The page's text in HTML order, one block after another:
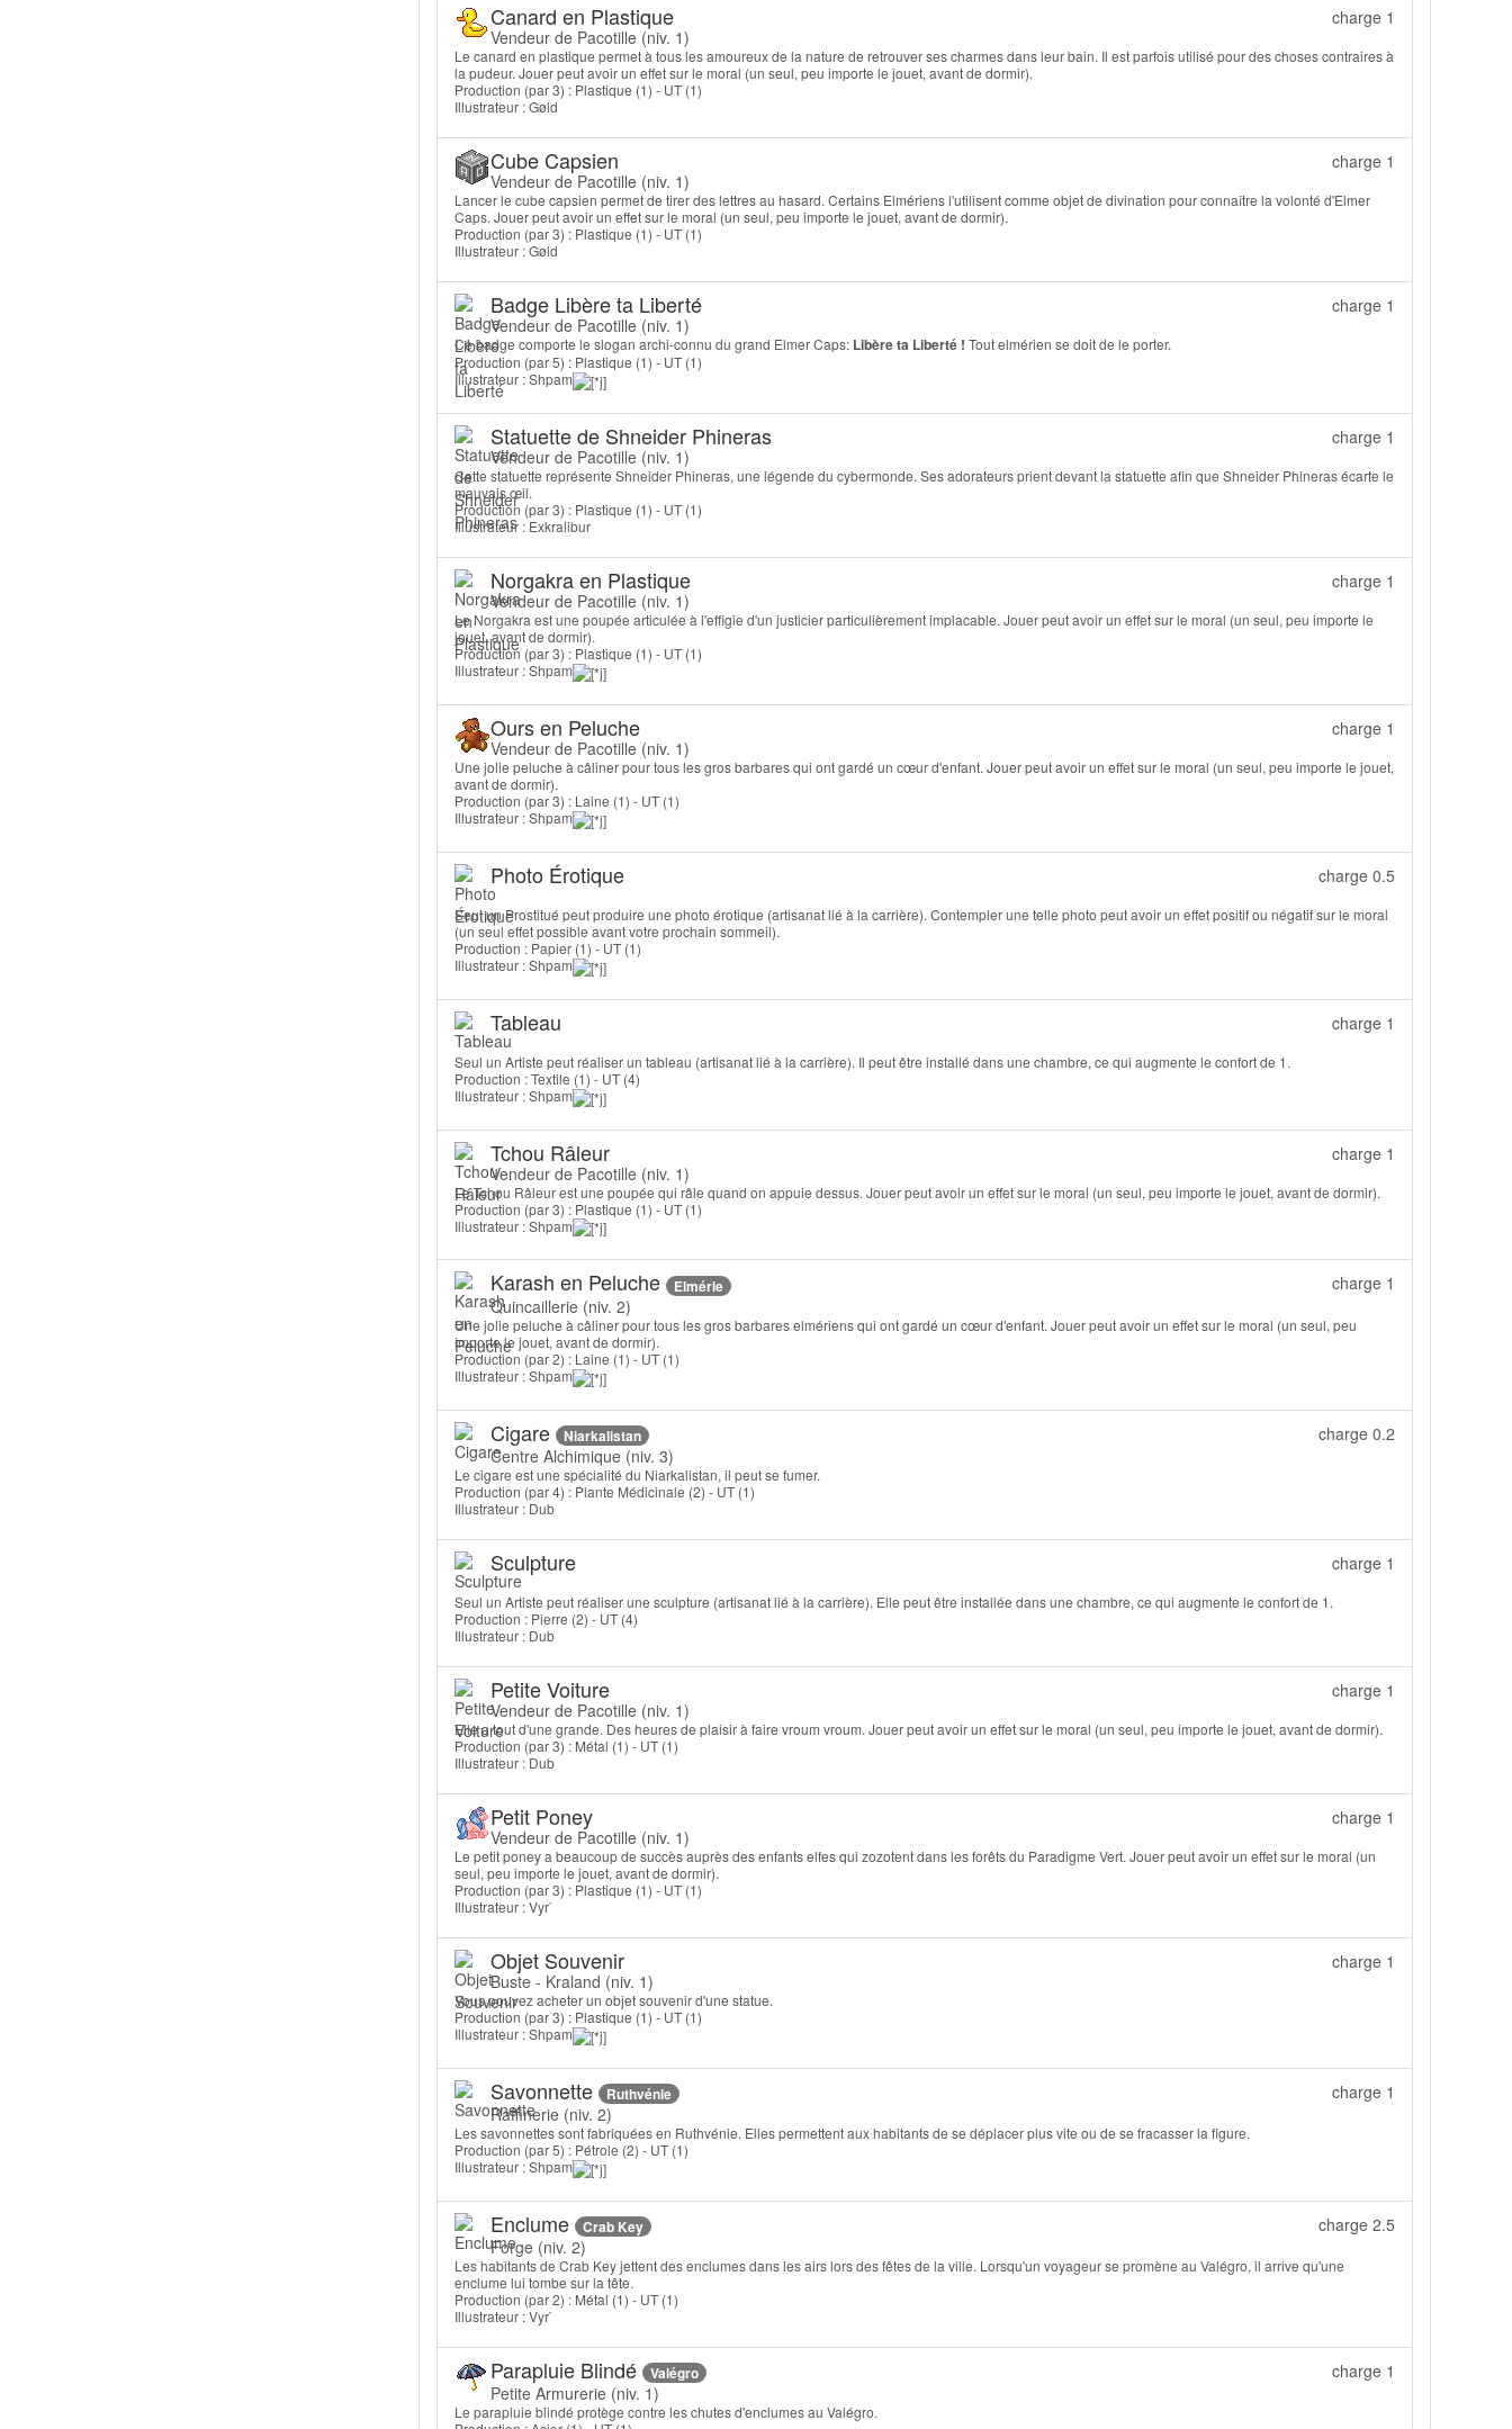
charge 1
Canard en Plastique
Vendeur de Pacotille (niv. 1)
Le canard en plastique permet à tous les amoureux de la nature de retrouver ses charmes dans leur bain. Il est parfois utilisé pour des choses contraires à
la pudeur. Jouer peut avoir un effet sur le moral (un seul, peu importe le jouet, avant de dormir).
Production (par 3) : Plastique (1) - UT (1)
Illustrateur : Gøld
charge 1
Cube Capsien
Vendeur de Pacotille (niv. 1)
Lancer le cube capsien permet de tirer des lettres au hasard. Certains Elmériens l'utilisent comme objet de divination pour connaître la volonté d'Elmer
Caps. Jouer peut avoir un effet sur le moral (un seul, peu importe le jouet, avant de dormir).
Production (par 3) : Plastique (1) - UT (1)
Illustrateur : Gøld
charge 1
Badge Libère ta Liberté
Vendeur de Pacotille (niv. 1)
Ce badge comporte le slogan archi-connu du grand Elmer Caps: Libère ta Liberté ! Tout elmérien se doit de le porter.
Production (par 5) : Plastique (1) - UT (1)
Illustrateur : Shpam
charge 1
Statuette de Shneider Phineras
Vendeur de Pacotille (niv. 1)
Cette statuette représente Shneider Phineras, une légende du cybermonde. Ses adorateurs prient devant la statuette afin que Shneider Phineras écarte le
mauvais œil.
Production (par 3) : Plastique (1) - UT (1)
Illustrateur : Exkralibur
charge 1
Norgakra en Plastique
Vendeur de Pacotille (niv. 1)
Le Norgakra est une poupée articulée à l'effigie d'un justicier particulièrement implacable. Jouer peut avoir un effet sur le moral (un seul, peu importe le
jouet, avant de dormir).
Production (par 3) : Plastique (1) - UT (1)
Illustrateur : Shpam
charge 1
Ours en Peluche
Vendeur de Pacotille (niv. 1)
Une jolie peluche à câliner pour tous les gros barbares qui ont gardé un cœur d'enfant. Jouer peut avoir un effet sur le moral (un seul, peu importe le jouet,
avant de dormir).
Production (par 3) : Laine (1) - UT (1)
Illustrateur : Shpam
charge 0.5
Photo Érotique
Seul un Prostitué peut produire une photo érotique (artisanat lié à la carrière). Contempler une telle photo peut avoir un effet positif ou négatif sur le moral
(un seul effet possible avant votre prochain sommeil).
Production : Papier (1) - UT (1)
Illustrateur : Shpam
charge 1
Tableau
Seul un Artiste peut réaliser un tableau (artisanat lié à la carrière). Il peut être installé dans une chambre, ce qui augmente le confort de 1.
Production : Textile (1) - UT (4)
Illustrateur : Shpam
charge 1
Tchou Râleur
Vendeur de Pacotille (niv. 1)
Le Tchou Râleur est une poupée qui râle quand on appuie dessus. Jouer peut avoir un effet sur le moral (un seul, peu importe le jouet, avant de dormir).
Production (par 3) : Plastique (1) - UT (1)
Illustrateur : Shpam
charge 1
Karash en Peluche Elmérie
Quincaillerie (niv. 2)
Une jolie peluche à câliner pour tous les gros barbares elmériens qui ont gardé un cœur d'enfant. Jouer peut avoir un effet sur le moral (un seul, peu
importe le jouet, avant de dormir).
Production (par 2) : Laine (1) - UT (1)
Illustrateur : Shpam
charge 0.2
Cigare Niarkalistan
Centre Alchimique (niv. 3)
Le cigare est une spécialité du Niarkalistan, il peut se fumer.
Production (par 4) : Plante Médicinale (2) - UT (1)
Illustrateur : Dub
charge 1
Sculpture
Seul un Artiste peut réaliser une sculpture (artisanat lié à la carrière). Elle peut être installée dans une chambre, ce qui augmente le confort de 1.
Production : Pierre (2) - UT (4)
Illustrateur : Dub
charge 1
Petite Voiture
Vendeur de Pacotille (niv. 1)
Elle a tout d'une grande. Des heures de plaisir à faire vroum vroum. Jouer peut avoir un effet sur le moral (un seul, peu importe le jouet, avant de dormir).
Production (par 3) : Métal (1) - UT (1)
Illustrateur : Dub
charge 1
Petit Poney
Vendeur de Pacotille (niv. 1)
Le petit poney a beaucoup de succès auprès des enfants elfes qui zozotent dans les forêts du Paradigme Vert. Jouer peut avoir un effet sur le moral (un
seul, peu importe le jouet, avant de dormir).
Production (par 3) : Plastique (1) - UT (1)
Illustrateur : Vyr`
charge 1
Objet Souvenir
Buste - Kraland (niv. 1)
Vous pouvez acheter un objet souvenir d'une statue.
Production (par 3) : Plastique (1) - UT (1)
Illustrateur : Shpam
charge 1
Savonnette Ruthvénie
Raffinerie (niv. 2)
Les savonnettes sont fabriquées en Ruthvénie. Elles permettent aux habitants de se déplacer plus vite ou de se fracasser la figure.
Production (par 5) : Pétrole (2) - UT (1)
Illustrateur : Shpam
charge 2.5
Enclume Crab Key
Forge (niv. 2)
Les habitants de Crab Key jettent des enclumes dans les airs lors des fêtes de la ville. Lorsqu'un voyageur se promène au Valégro, il arrive qu'une
enclume lui tombe sur la tête.
Production (par 2) : Métal (1) - UT (1)
Illustrateur : Vyr`
charge 1
Parapluie Blindé Valégro
Petite Armurerie (niv. 1)
Le parapluie blindé protège contre les chutes d'enclumes au Valégro.